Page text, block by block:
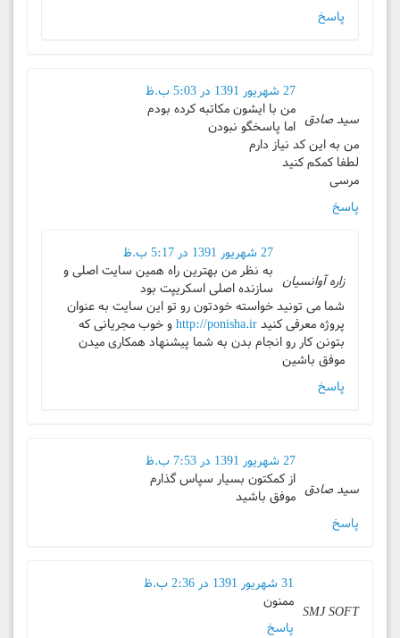
پاسخ
سید صادق
27 شهریور 1391 در 5:03 ب.ظ
من با ایشون مکاتبه کرده بودم
اما پاسخگو نبودن
من به این کد نیاز دارم
لطفا کمکم کنید
مرسی
پاسخ
زاره آوانسیان
27 شهریور 1391 در 5:17 ب.ظ
به نظر من بهترین راه همین سایت اصلی و
سازنده اصلی اسکریپت بود
شما می تونید خواسته خودتون رو تو این سایت به عنوان
پروژه معرفی کنید http://ponisha.ir و خوب مجریانی که
بتونن کار رو انجام بدن به شما پیشنهاد همکاری میدن
موفق باشین
پاسخ
سید صادق
27 شهریور 1391 در 7:53 ب.ظ
از کمکتون بسیار سپاس گذارم
موفق باشید
پاسخ
SMJ SOFT
31 شهریور 1391 در 2:36 ب.ظ
ممنون
پاسخ